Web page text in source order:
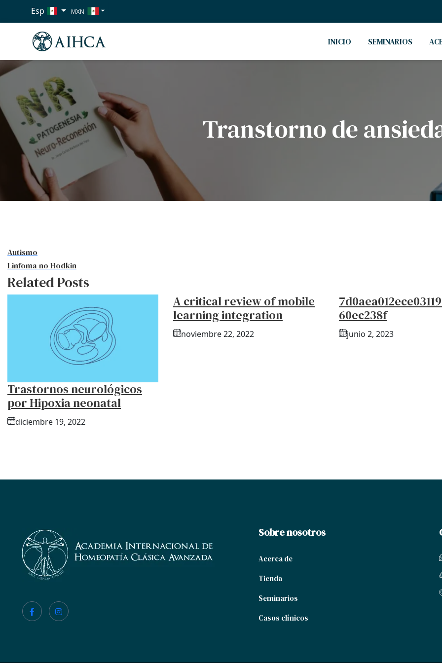
Esp MXN
EUR INICIO SEMINARIOS
Transtorno de
Autismo
Linfoma no Hodkin
Related Posts
Trastornos neurológicos
por Hipoxia neonatal
diciembre 19, 2022
A critical review of mobile
learning integration
noviembre 22, 2022
60ec238f
junio 2, 2023
Sobre nosotros
Acerca de
Tienda
Seminarios
Casos clínicos